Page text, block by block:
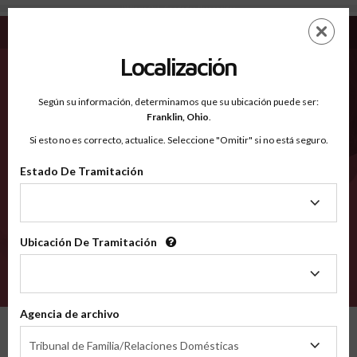
Williams OH - Condados Reconocidos
EN
Condados Reconocidos
2600
Localización
Según su información, determinamos que su ubicación puede ser:
Franklin, Ohio.
Si esto no es correcto, actualice. Seleccione "Omitir" si no está seguro.
Estado De Tramitación
Tramitación
Ubicación De Tramitación
Tramitación
Agencia de archivo
Tribunal de Familia/Relaciones Domésticas
de